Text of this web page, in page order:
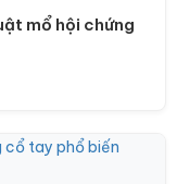
mổ hội chứng